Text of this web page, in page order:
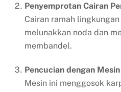
Penyemprotan Cairan
Cairan ramah
melunakkan noda dan
membandel.
Pencucian dengan
Mesin ini menggosok